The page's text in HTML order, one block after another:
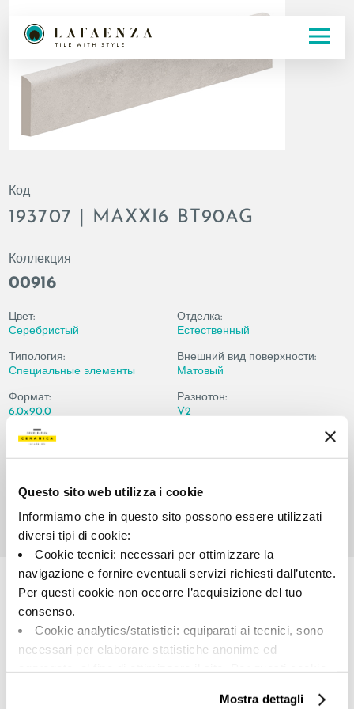
Questo sito web utilizza i cookie
Informiamo che in questo sito possono essere utilizzati
diversi tipi di cookie:
Cookie tecnici: necessari per ottimizzare la
navigazione e fornire eventuali servizi richiesti dall’utente.
Per questi cookie non occorre l’acquisizione del tuo
consenso.
Cookie analytics/statistici: equiparati ai tecnici, sono
necessari per elaborare statistiche anonime ed
Cookie di profilazione/marketing: sono utilizzati, solo
Mostra dettagli
Код
193707 | MAXXI6 BT90AG
Коллекция
00916
Цвет:
Серебристый
Типология:
Специальные элементы
Формат:
6.0x90.0
Отделка:
Естественный
Внешний вид поверхности:
Матовый
Разнотон:
V2
Share: